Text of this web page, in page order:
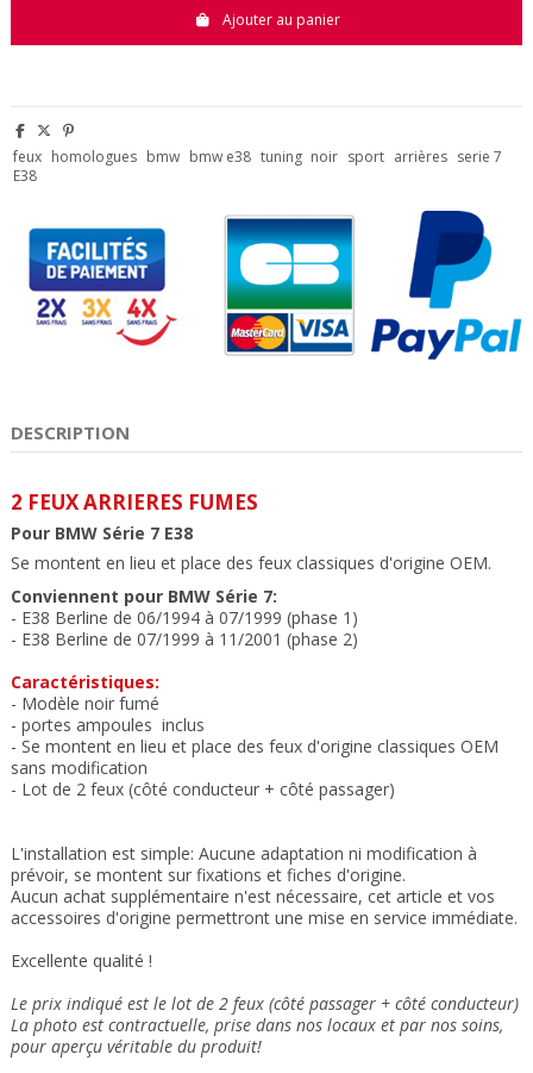
Ajouter au panier
feux homologues bmw bmw e38 tuning noir sport arrières serie 7
E38
DESCRIPTION
2 FEUX ARRIERES FUMES
Pour BMW Série 7 E38
Se montent en lieu et place des feux classiques d'origine OEM.
Conviennent pour BMW Série 7:
- E38 Berline de 06/1994 à 07/1999 (phase 1)
- E38 Berline de 07/1999 à 11/2001 (phase 2)
Caractéristiques:
- Modèle noir fumé
- portes ampoules inclus
- Se montent en lieu et place des feux d'origine classiques OEM
sans modification
- Lot de 2 feux (côté conducteur + côté passager)
L'installation est simple: Aucune adaptation ni modification à
prévoir, se montent sur fixations et fiches d'origine.
Aucun achat supplémentaire n'est nécessaire, cet article et vos
accessoires d'origine permettront une mise en service immédiate.
Excellente qualité !
Le prix indiqué est le lot de 2 feux (côté passager + côté conducteur)
La photo est contractuelle, prise dans nos locaux et par nos soins,
pour aperçu véritable du produit!